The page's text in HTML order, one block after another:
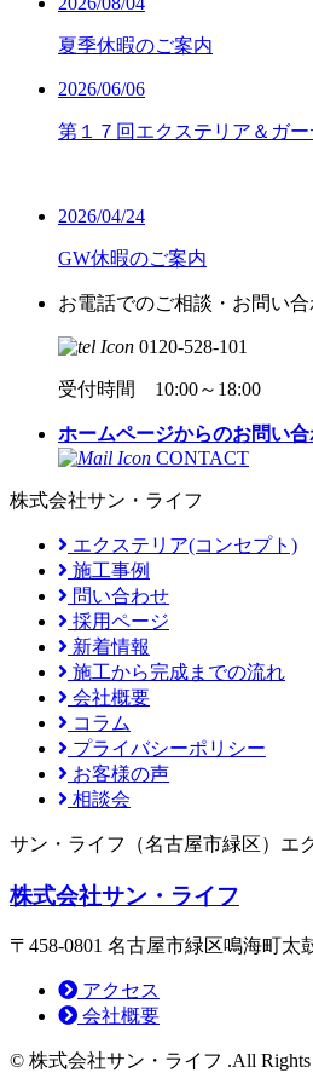
夏季休暇のご案内
2026/06/06
第１７回エクステリア＆ガ
2026/04/24
GW休暇のご案内
お電話でのご相談・お問い合
0120-528-101
受付時間 10:00～18:00
ホームページからのお問い
CONTACT
株式会社サン・ライフ
エクステリア(コンセプト)
施工事例
問い合わせ
採用ページ
新着情報
施工から完成までの流れ
会社概要
コラム
プライバシーポリシー
お客様の声
相談会
サン・ライフ（名古屋市緑区）エ
株式会社サン・ライフ
〒458-0801 名古屋市緑区鳴海町太
アクセス
会社概要
© 株式会社サン・ライフ .All Rights